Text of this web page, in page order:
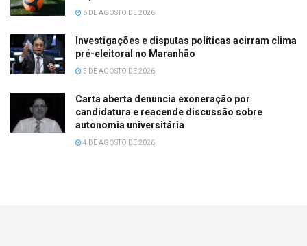
6 DE AGOSTO DE 2026
Investigações e disputas políticas acirram clima
pré-eleitoral no Maranhão
5 DE AGOSTO DE 2026
Carta aberta denuncia exoneração por
candidatura e reacende discussão sobre
autonomia universitária
4 DE AGOSTO DE 2026